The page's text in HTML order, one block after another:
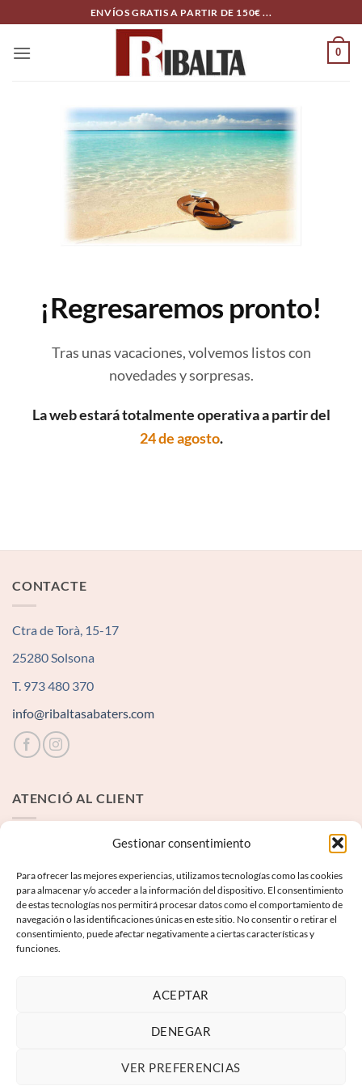
Gestionar consentimiento
Para ofrecer las mejores experiencias, utilizamos tecnologías como las cookies
para almacenar y/o acceder a la información del dispositivo. El consentimiento
de estas tecnologías nos permitirá procesar datos como el comportamiento de
navegación o las identificaciones únicas en este sitio. No consentir o retirar el
consentimiento, puede afectar negativamente a ciertas características y
funciones.
ACEPTAR
DENEGAR
VER PREFERENCIAS
to
content
ENVÍOS GRATIS A PARTIR DE 150€ ...
0
¡Regresaremos pronto!
Tras unas vacaciones, volvemos listos con
novedades y sorpresas.
La web estará totalmente operativa a partir del
24 de agosto.
CONTACTE
Ctra de Torà, 15-17
25280 Solsona
T. 973 480 370
info@ribaltasabaters.com
ATENCIÓ AL CLIENT
INFORMACIÓ LEGAL
Avís Legal